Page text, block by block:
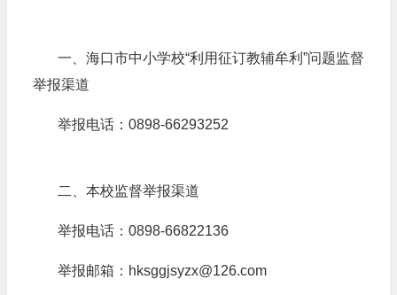
一、海口市中小学校“利用征订教辅牟利”问题监督
举报渠道
举报电话：0898-66293252
二、 本校监督举报渠道
举报电话：0898-66822136
举报邮箱：hksggjsyzx@126.com